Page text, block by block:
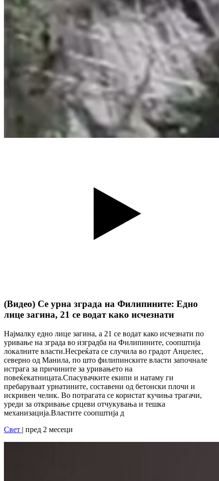
(Видео) Се урна зграда на Филипините: Едно
лице загина, 21 се водат како исчезнати
Најмалку едно лице загина, а 21 се водат како исчезнати по
уривање на зграда во изградба на Филипините, соопштија
локалните власти.Несреќата се случила во градот Анџелес,
северно од Манила, по што филипинските власти започнале
истрага за причините за уривањето на
повеќекатницата.Спасувачките екипи и натаму ги
пребаруваат урнатините, составени од бетонски плочи и
искривен челик. Во потрагата се користат кучиња трагачи,
уреди за откривање срцеви отчукувања и тешка
механизација.Властите соопштија д
Свет | пред 2 месеци